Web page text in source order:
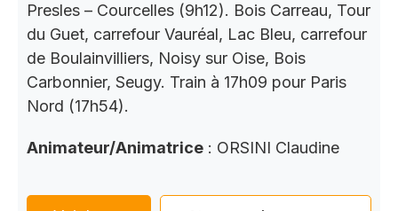
Presles – Courcelles (9h12). Bois Carreau, Tour
du Guet, carrefour Vauréal, Lac Bleu, carrefour
de Boulainvilliers, Noisy sur Oise, Bois
Carbonnier, Seugy. Train à 17h09 pour Paris
Nord (17h54).
Animateur/Animatrice : ORSINI Claudine